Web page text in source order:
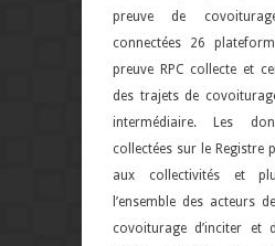
preuve de
connectées 26
preuve RPC collecte et
des trajets de
intermédiaire.
Les
collectées sur le Registre
aux collectivités et
l’ensemble des acteurs
covoiturage d’inciter et